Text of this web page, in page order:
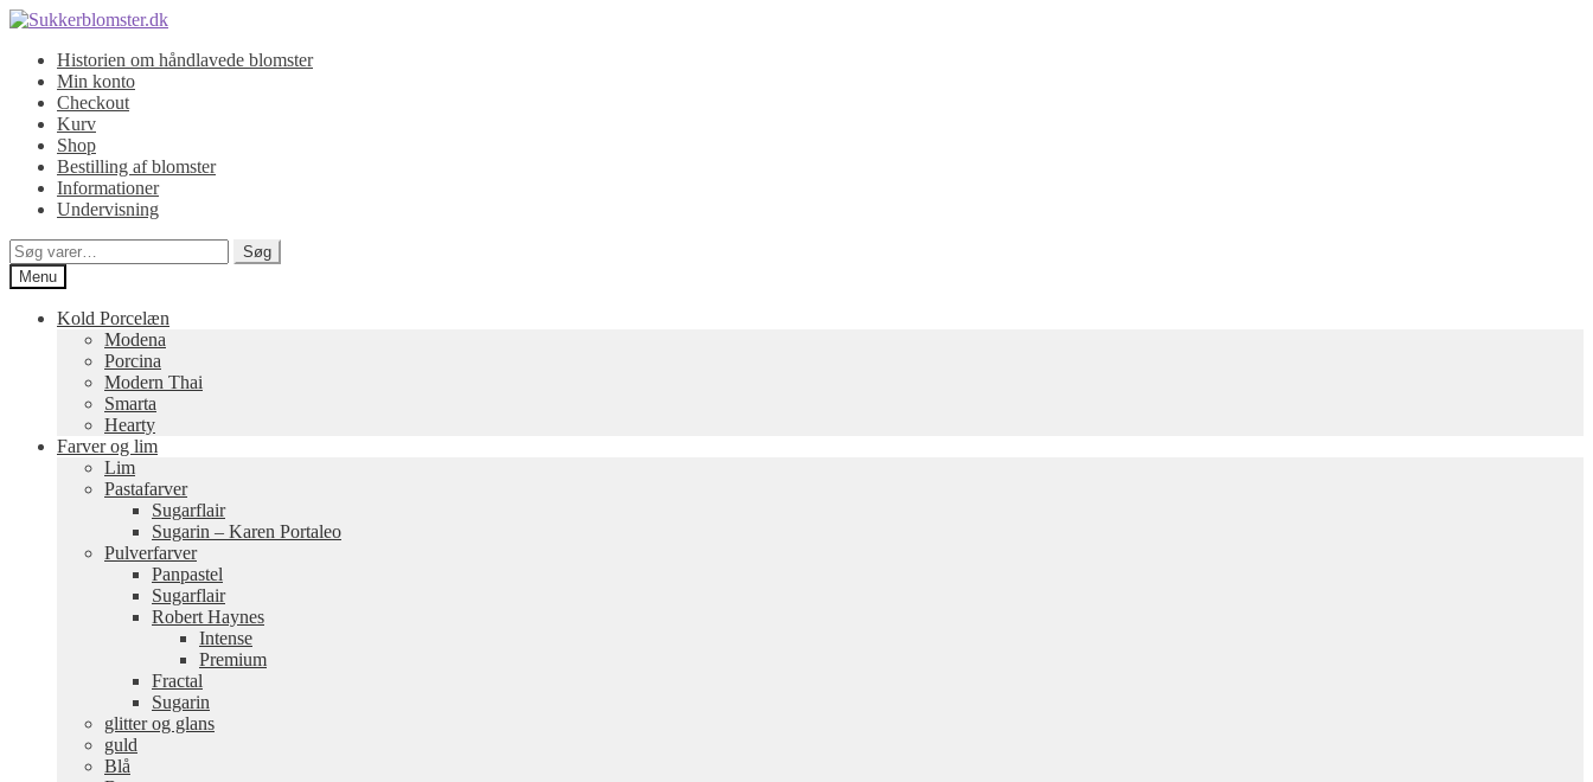
Spring
navigation
Spring
indholdHistorien om håndlavede blomster
Min konto
Checkout
Kurv
Shop
Bestilling af blomster
Informationer
Undervisning
Søg
efter:
Søg
Menu
Kold Porcelæn
Modena
Porcina
Modern Thai
Smarta
Hearty
Farver og lim
Lim
Pastafarver
Sugarflair
Sugarin – Karen Portaleo
Pulverfarver
Panpastel
Sugarflair
Robert Haynes
Intense
Premium
Fractal
Sugarin
glitter og glans
guld
Blå